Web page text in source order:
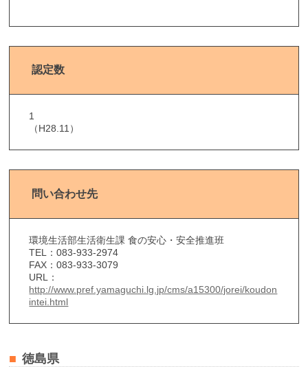
認定数
1
（H28.11）
問い合わせ先
環境生活部生活衛生課 食の安心・安全推進班
TEL：083-933-2974
FAX：083-933-3079
URL：
http://www.pref.yamaguchi.lg.jp/cms/a15300/jorei/koudon
intei.html
徳島県